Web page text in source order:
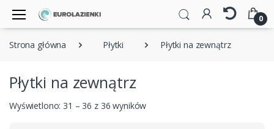
0
Strona główna Płytki Płytki na zewnątrz
Płytki na zewnątrz
Wyświetlono: 31 – 36 z 36 wyników